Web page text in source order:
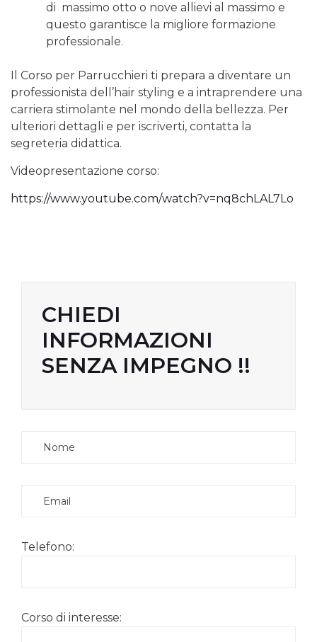
di massimo otto o nove allievi al massimo e
questo garantisce la migliore formazione
professionale.
Il Corso per Parrucchieri ti prepara a diventare un
professionista dell’hair styling e a intraprendere una
carriera stimolante nel mondo della bellezza. Per
ulteriori dettagli e per iscriverti, contatta la
segreteria didattica.
Videopresentazione corso:
https://www.youtube.com/watch?v=nq8chLAL7Lo
CHIEDI
INFORMAZIONI
SENZA IMPEGNO !!
Telefono:
Corso di interesse: